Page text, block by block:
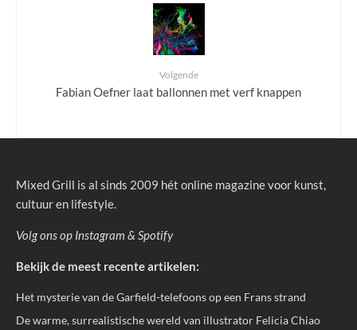
Volgende
Fabian Oefner laat ballonnen met verf knappen
Mixed Grill is al sinds 2009 hét online magazine voor kunst,
cultuur en lifestyle.
Volg ons op Instagram & Spotify
Bekijk de meest recente artikelen:
Het mysterie van de Garfield-telefoons op een Frans strand
De warme, surrealistische wereld van illustrator Felicia Chiao